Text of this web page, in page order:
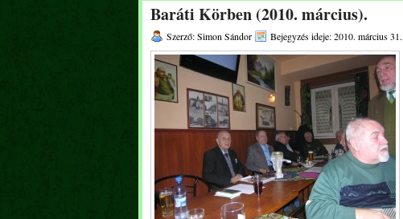
Baráti Körben (2010. március).
Szerző: Simon Sándor Bejegyzés ideje: 2010. március 31.